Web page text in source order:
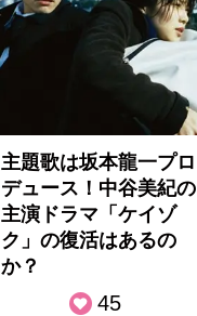
主題歌は坂本龍一プロ
デュース！中谷美紀の
主演ドラマ「ケイゾ
ク」の復活はあるの
か？
45